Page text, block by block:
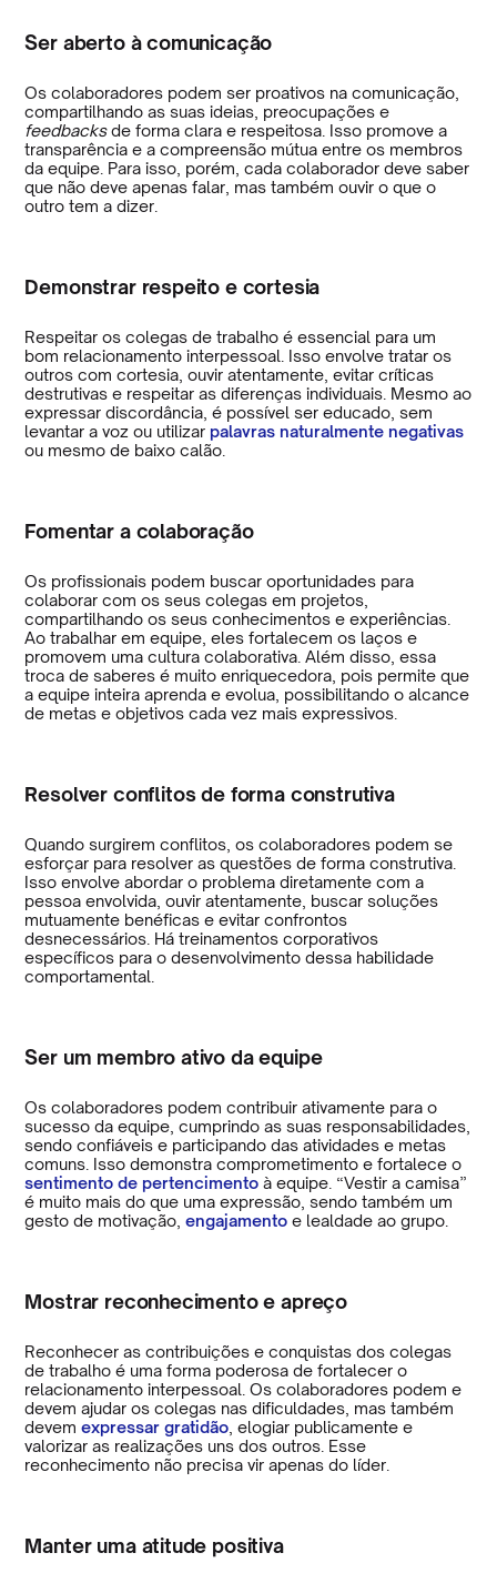
Ser aberto à comunicação
Os colaboradores podem ser proativos na comunicação,
compartilhando as suas ideias, preocupações e
feedbacksde forma clara e respeitosa. Isso promove a
transparência e a compreensão mútua entre os membros
da equipe. Para isso, porém, cada colaborador deve saber
que não deve apenas falar, mas também ouvir o que o
outro tem a dizer.
Demonstrar respeito e cortesia
Respeitar os colegas de trabalho é essencial para um
bom relacionamento interpessoal. Isso envolve tratar os
outros com cortesia, ouvir atentamente, evitar críticas
destrutivas e respeitar as diferenças individuais. Mesmo ao
expressar discordância, é possível ser educado, sem
levantar a voz ou utilizar palavras naturalmente negativas
ou mesmo de baixo calão.
Fomentar a colaboração
Os profissionais podem buscar oportunidades para
colaborar com os seus colegas em projetos,
compartilhando os seus conhecimentos e experiências.
Ao trabalhar em equipe, eles fortalecem os laços e
promovem uma cultura colaborativa. Além disso, essa
troca de saberes é muito enriquecedora, pois permite que
a equipe inteira aprenda e evolua, possibilitando o alcance
de metas e objetivos cada vez mais expressivos.
Resolver conflitos de forma construtiva
Quando surgirem conflitos, os colaboradores podem se
esforçar para resolver as questões de forma construtiva.
Isso envolve abordar o problema diretamente com a
pessoa envolvida, ouvir atentamente, buscar soluções
mutuamente benéficas e evitar confrontos
desnecessários. Há treinamentos corporativos
específicos para o desenvolvimento dessa habilidade
comportamental.
Ser um membro ativo da equipe
Os colaboradores podem contribuir ativamente para o
sucesso da equipe, cumprindo as suas responsabilidades,
sendo confiáveis e participando das atividades e metas
comuns. Isso demonstra comprometimento e fortalece o
sentimento de pertencimento à equipe. “Vestir a camisa”
é muito mais do que uma expressão, sendo também um
gesto de motivação, engajamento e lealdade ao grupo.
Mostrar reconhecimento e apreço
Reconhecer as contribuições e conquistas dos colegas
de trabalho é uma forma poderosa de fortalecer o
relacionamento interpessoal. Os colaboradores podem e
devem ajudar os colegas nas dificuldades, mas também
devem expressar gratidão , elogiar publicamente e
valorizar as realizações uns dos outros. Esse
reconhecimento não precisa vir apenas do líder.
Manter uma atitude positiva